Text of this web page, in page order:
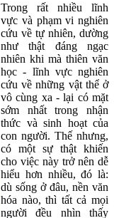
Trong rất nhiều lĩnh
vực và phạm vi nghiên
cứu về tự nhiên, dường
như thật đáng ngạc
nhiên khi mà thiên văn
học - lĩnh vực nghiên
cứu về những vật thể ở
vô cùng xa - lại có mặt
sớm nhất trong nhận
thức và sinh hoạt của
con người. Thế nhưng,
có một sự thật khiến
cho việc này trở nên dễ
hiểu hơn nhiều, đó là:
dù sống ở đâu, nền văn
hóa nào, thì tất cả mọi
người đều nhìn thấy